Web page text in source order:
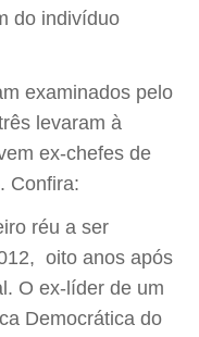
do indivíduo
examinados pelo
levaram à
ex-chefes de
Confira:
réu a ser
oito anos após
O ex-líder de um
Democrática do